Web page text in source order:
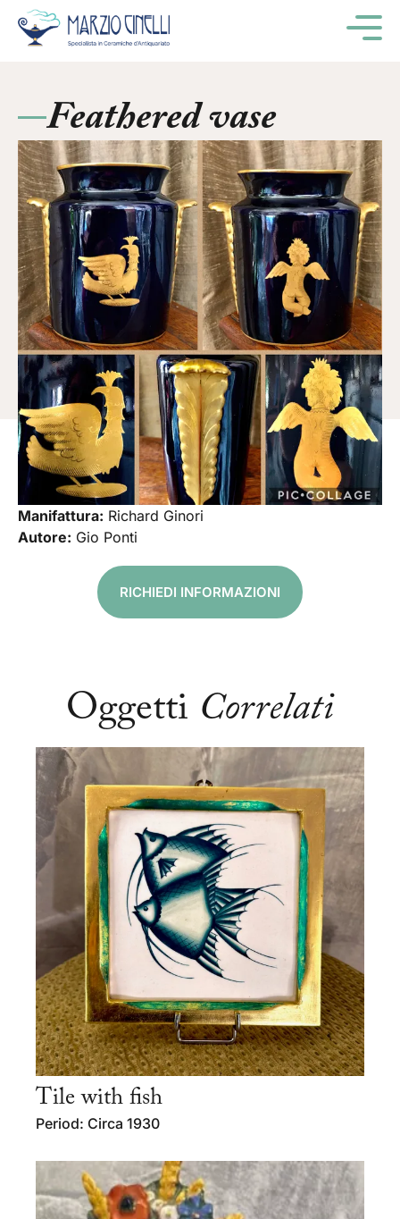
Feathered vase
Manifattura: Richard Ginori
Autore: Gio Ponti
RICHIEDI INFORMAZIONI
Oggetti Correlati
Tile with fish
Period: Circa 1930